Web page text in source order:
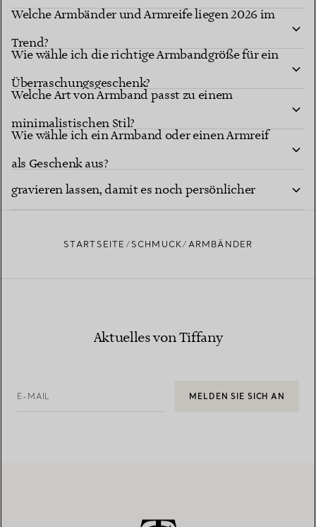
Geburtstag?
Welche Armbänder und Armreife liegen 2026 im
Trend?
Wie wähle ich die richtige Armbandgröße für ein
Überraschungsgeschenk?
Welche Art von Armband passt zu einem
minimalistischen Stil?
Wie wähle ich ein Armband oder einen Armreif
als Geschenk aus?
Kann ich ein Armband personalisieren oder
gravieren lassen, damit es noch persönlicher
STARTSEITE SCHMUCK ARMBÄNDER
Aktuelles von Tiffany
E-MAIL MELDEN SIE SICH AN